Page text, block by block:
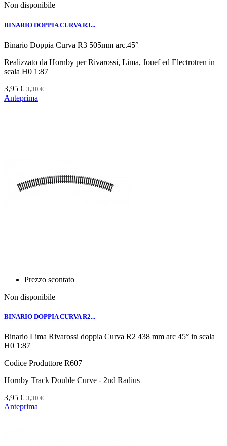
Non disponibile
BINARIO DOPPIA CURVA R3...
Binario Doppia Curva R3 505mm arc.45°
Realizzato da Hornby per Rivarossi, Lima, Jouef ed Electrotren in
scala H0 1:87
3,95 € 3,30 €
Anteprima
Prezzo scontato
Non disponibile
BINARIO DOPPIA CURVA R2...
Binario Lima Rivarossi doppia Curva R2 438 mm arc 45° in scala
H0 1:87
Codice Produttore R607
Hornby Track Double Curve - 2nd Radius
3,95 € 3,30 €
Anteprima